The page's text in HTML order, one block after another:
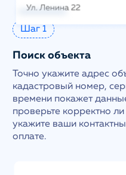
Шаг 1
Поиск объекта
Точно укажите адрес
кадастровый номер,
времени покажет
проверьте корректно
укажите ваши
оплате.